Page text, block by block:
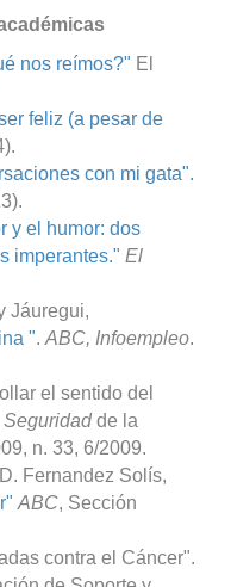
nos reímos?" El
feliz (a pesar de
con mi gata".
y el humor: dos
imperantes." El
Jáuregui,
". ABC, Infoempleo.
el sentido del
de la
n. 33, 6/2009.
Fernandez Solís,
ABC, Sección
contra el Cáncer".